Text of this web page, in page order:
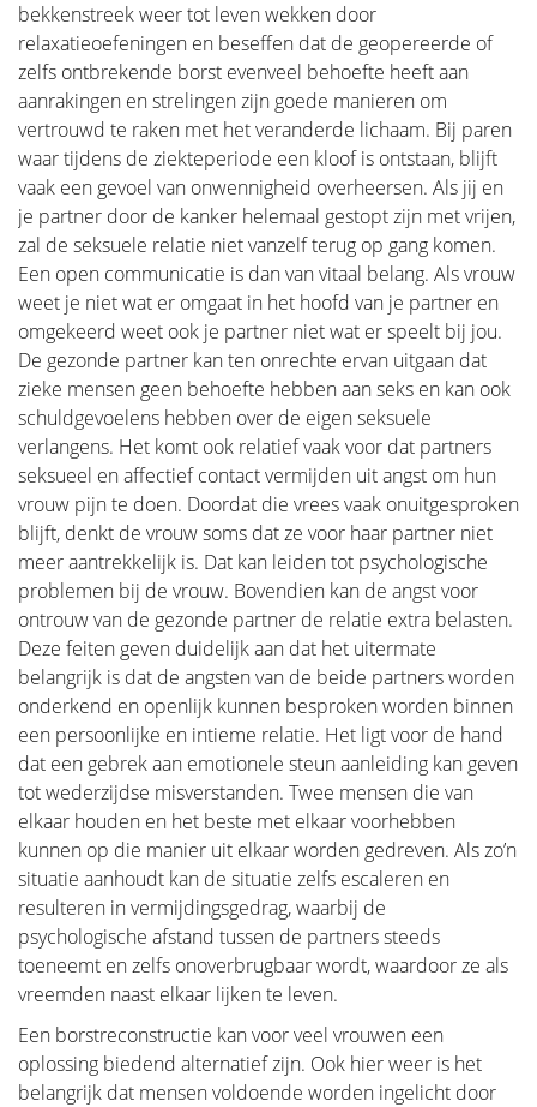
bekkenstreek weer tot leven wekken door
relaxatieoefeningen en beseffen dat de geopereerde of
zelfs ontbrekende borst evenveel behoefte heeft aan
aanrakingen en strelingen zijn goede manieren om
vertrouwd te raken met het veranderde lichaam. Bij paren
waar tijdens de ziekteperiode een kloof is ontstaan, blijft
vaak een gevoel van onwennigheid overheersen. Als jij en
je partner door de kanker helemaal gestopt zijn met vrijen,
zal de seksuele relatie niet vanzelf terug op gang komen.
Een open communicatie is dan van vitaal belang. Als vrouw
weet je niet wat er omgaat in het hoofd van je partner en
omgekeerd weet ook je partner niet wat er speelt bij jou.
De gezonde partner kan ten onrechte ervan uitgaan dat
zieke mensen geen behoefte hebben aan seks en kan ook
schuldgevoelens hebben over de eigen seksuele
verlangens. Het komt ook relatief vaak voor dat partners
seksueel en affectief contact vermijden uit angst om hun
vrouw pijn te doen. Doordat die vrees vaak onuitgesproken
blijft, denkt de vrouw soms dat ze voor haar partner niet
meer aantrekkelijk is. Dat kan leiden tot psychologische
problemen bij de vrouw. Bovendien kan de angst voor
ontrouw van de gezonde partner de relatie extra belasten.
Deze feiten geven duidelijk aan dat het uitermate
belangrijk is dat de angsten van de beide partners worden
onderkend en openlijk kunnen besproken worden binnen
een persoonlijke en intieme relatie. Het ligt voor de hand
dat een gebrek aan emotionele steun aanleiding kan geven
tot wederzijdse misverstanden. Twee mensen die van
elkaar houden en het beste met elkaar voorhebben
kunnen op die manier uit elkaar worden gedreven. Als zo’n
situatie aanhoudt kan de situatie zelfs escaleren en
resulteren in vermijdingsgedrag, waarbij de
psychologische afstand tussen de partners steeds
toeneemt en zelfs onoverbrugbaar wordt, waardoor ze als
vreemden naast elkaar lijken te leven.
Een borstreconstructie kan voor veel vrouwen een
oplossing biedend alternatief zijn. Ook hier weer is het
belangrijk dat mensen voldoende worden ingelicht door